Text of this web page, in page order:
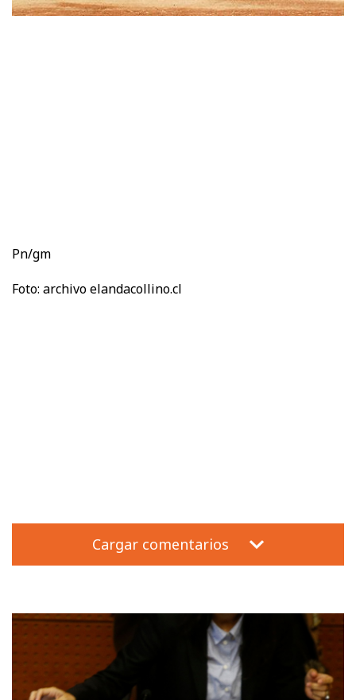
Pn/gm
Foto: archivo elandacollino.cl
Cargar comentarios